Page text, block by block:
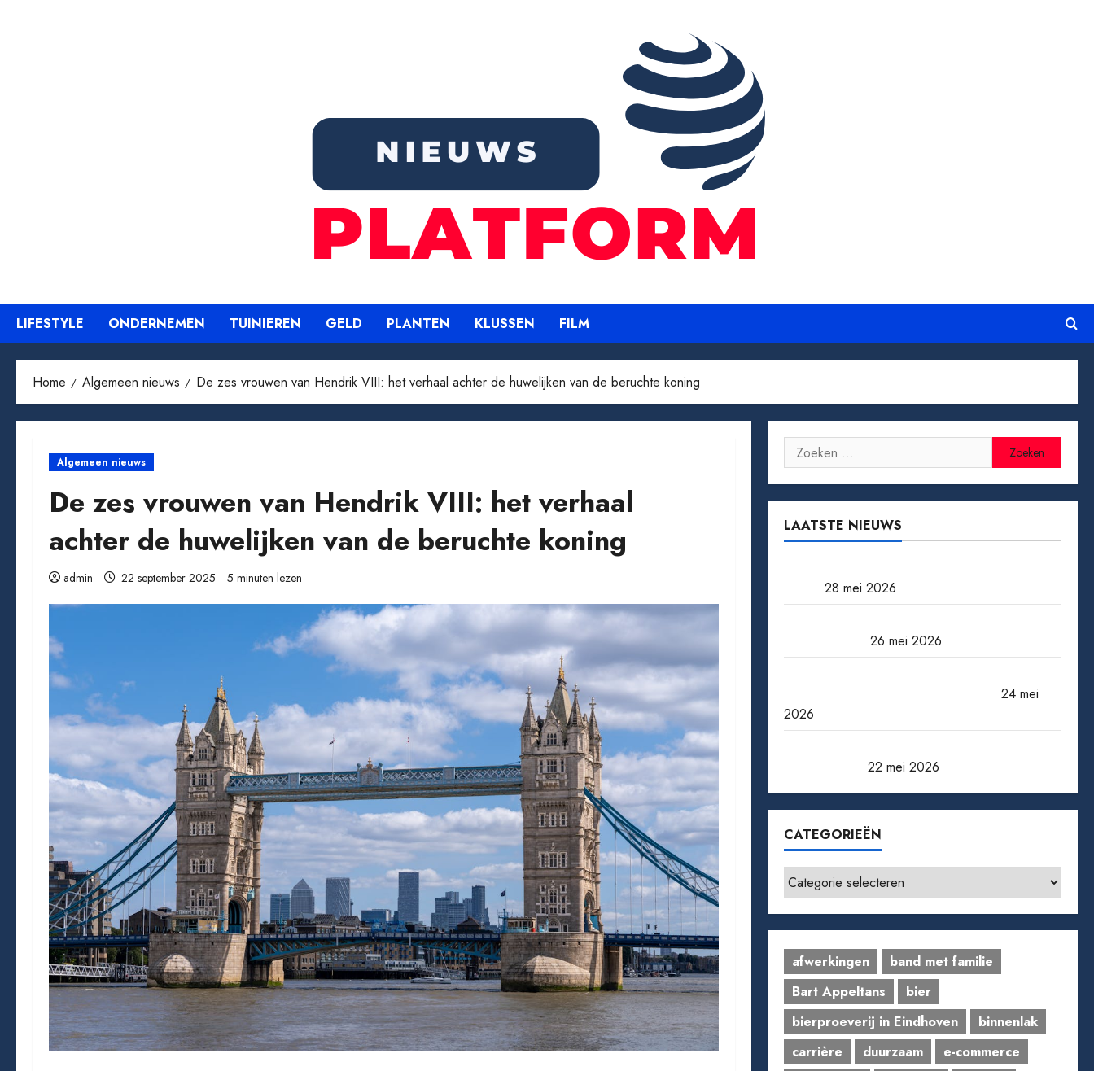
LIFESTYLE ONDERNEMEN TUINIEREN GELD PLANTEN KLUSSEN FILM
Home Algemeen nieuws De zes vrouwen van Hendrik VIII: het verhaal achter de huwelijken van de beruchte koning
Algemeen nieuws
De zes vrouwen van Hendrik VIII: het verhaal
achter de huwelijken van de beruchte koning
admin 22 september 2025 5 minuten lezen
Zoeken
naar:
LAATSTE NIEUWS
28 mei 2026
26 mei 2026
24 mei
2026
22 mei 2026
CATEGORIEËN
Categorieën
afwerkingen
band met familie
Bart Appeltans
bier
bierproeverij in Eindhoven
binnenlak
carrière
duurzaam
e-commerce